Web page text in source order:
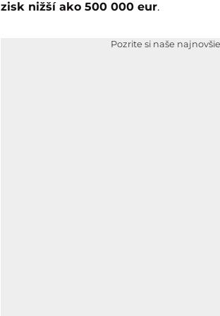
zisk nižší ako 500 000 eur.
Pozrite si naše